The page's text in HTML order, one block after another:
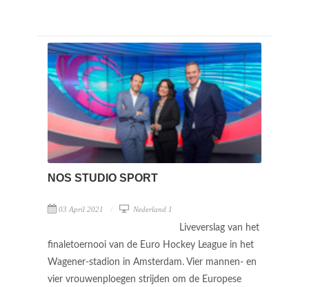
NOS STUDIO SPORT
03 April 2021 Nederland 1
Liveverslag van het
finaletoernooi van de Euro Hockey League in het
Wagener-stadion in Amsterdam. Vier mannen- en
vier vrouwenploegen strijden om de Europese